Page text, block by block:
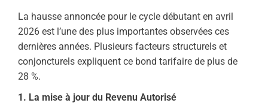
La hausse annoncée pour le cycle débutant en avril
2026 est l’une des plus importantes observées ces
dernières années. Plusieurs facteurs structurels et
conjoncturels expliquent ce bond tarifaire de plus de
28 %.
1. La mise à jour du Revenu Autorisé